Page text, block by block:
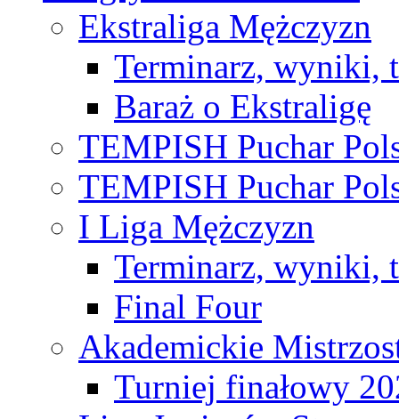
Ekstraliga Mężczyzn
Terminarz, wyniki,
Baraż o Ekstraligę
TEMPISH Puchar
TEMPISH Puchar
I Liga Mężczyzn
Terminarz, wyniki,
Final Four
Akademickie
Turniej finałowy